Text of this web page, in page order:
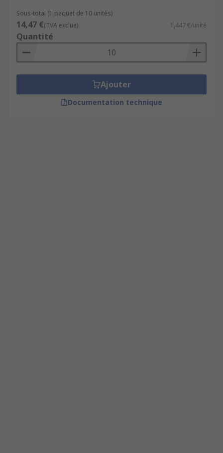
Sous-total (1 paquet de 10 unités)
14,47 €(TVA exclue) 1,447 €/unité
Quantité
Ajouter
Documentation technique